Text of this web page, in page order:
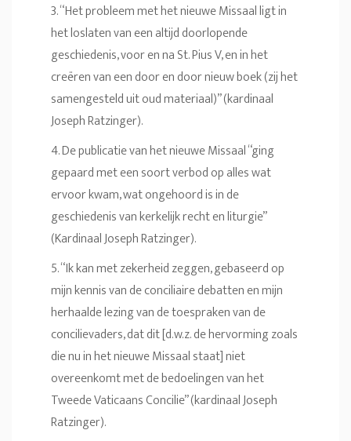
3. “Het probleem met het nieuwe Missaal ligt in
het loslaten van een altijd doorlopende
geschiedenis, voor en na St. Pius V, en in het
creëren van een door en door nieuw boek (zij het
samengesteld uit oud materiaal)” (kardinaal
Joseph Ratzinger).
4. De publicatie van het nieuwe Missaal “ging
gepaard met een soort verbod op alles wat
ervoor kwam, wat ongehoord is in de
geschiedenis van kerkelijk recht en liturgie”
(Kardinaal Joseph Ratzinger).
5. “Ik kan met zekerheid zeggen, gebaseerd op
mijn kennis van de conciliaire debatten en mijn
herhaalde lezing van de toespraken van de
concilievaders, dat dit [d.w.z. de hervorming zoals
die nu in het nieuwe Missaal staat] niet
overeenkomt met de bedoelingen van het
Tweede Vaticaans Concilie” (kardinaal Joseph
Ratzinger).